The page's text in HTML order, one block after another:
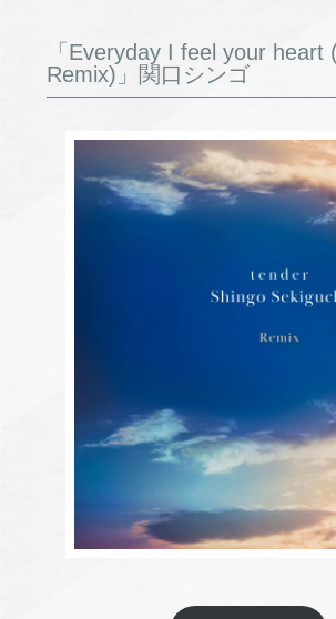
「Everyday I feel your heart
Remix)」関口シンゴ